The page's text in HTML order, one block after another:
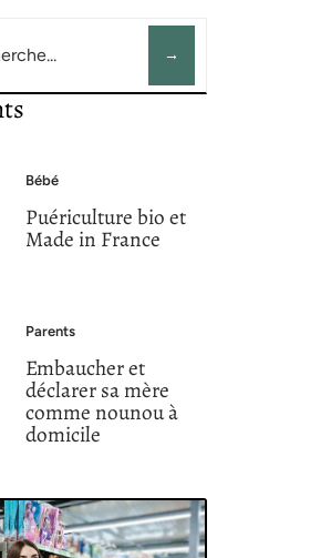
Bébé
Puériculture bio et
Made in France
Parents
Embaucher et
déclarer sa mère
comme nounou à
domicile